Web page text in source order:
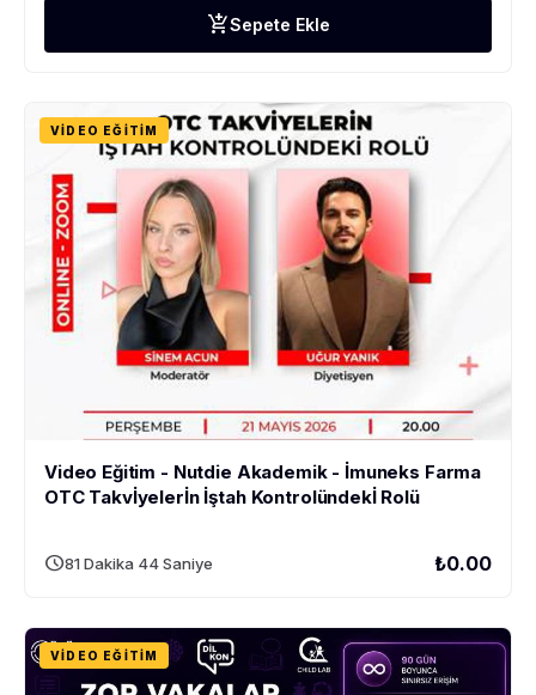
add_shopping_cartSepete Ekle
VIDEO EĞITIM
Video Eğitim - Nutdie Akademik - İmuneks Farma
OTC Takvİyelerİn İştah Kontrolündekİ Rolü
schedule81 Dakika 44 Saniye ₺0.00
VIDEO EĞITIM